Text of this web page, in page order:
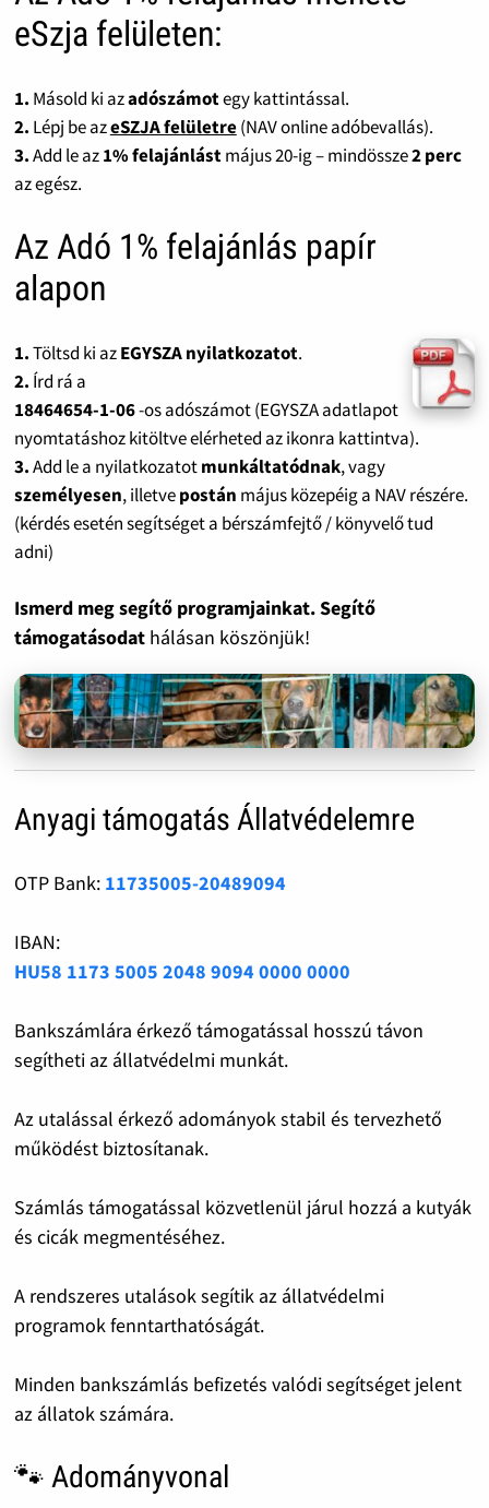
eSzja felületen:
1. Másold ki azadószámotegy kattintással.
2. Lépj be azeSZJA felületre(NAV online adóbevallás).
3.Add le az1% felajánlástmájus 20-ig – mindössze2 perc
az egész.
Az Adó 1% felajánlás papír
alapon
1.Töltsd ki azEGYSZA nyilatkozatot.
2. Írd rá a
18464654-1-06-os adószámot (EGYSZA adatlapot
nyomtatáshoz kitöltve elérheted az ikonra kattintva).
3.Add le a nyilatkozatotmunkáltatódnak, vagy
személyesen, illetvepostán május közepéig a NAV részére.
(kérdés esetén segítséget a bérszámfejtő / könyvelő tud
adni)
Ismerd meg segítő programjainkat. Segítő
támogatásodat hálásan köszönjük!
Anyagi támogatás Állatvédelemre
OTP Bank: 11735005-20489094
IBAN:
HU58 1173 5005 2048 9094 0000 0000
Bankszámlára érkező támogatással hosszú távon
segítheti az állatvédelmi munkát.
Az utalással érkező adományok stabil és tervezhető
működést biztosítanak.
Számlás támogatással közvetlenül járul hozzá a kutyák
és cicák megmentéséhez.
A rendszeres utalások segítik az állatvédelmi
programok fenntarthatóságát.
Minden bankszámlás befizetés valódi segítséget jelent
az állatok számára.
🐾 Adományvonal